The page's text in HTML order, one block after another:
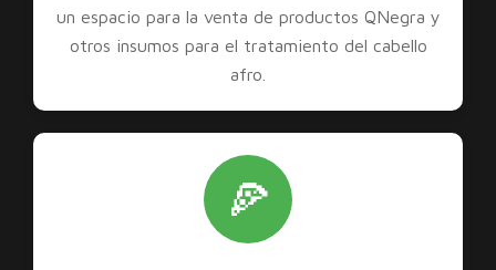
un espacio para la venta de productos QNegra y
otros insumos para el tratamiento del cabello
afro.
🍕